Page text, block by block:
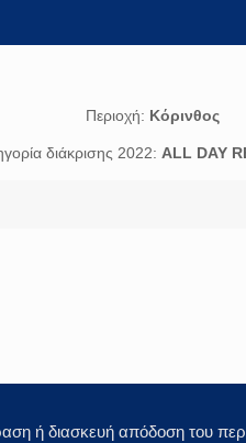
Περιοχή: Κόρινθος
διάκρισης 2022: ALL DAY
ή διασκευή απόδοση του